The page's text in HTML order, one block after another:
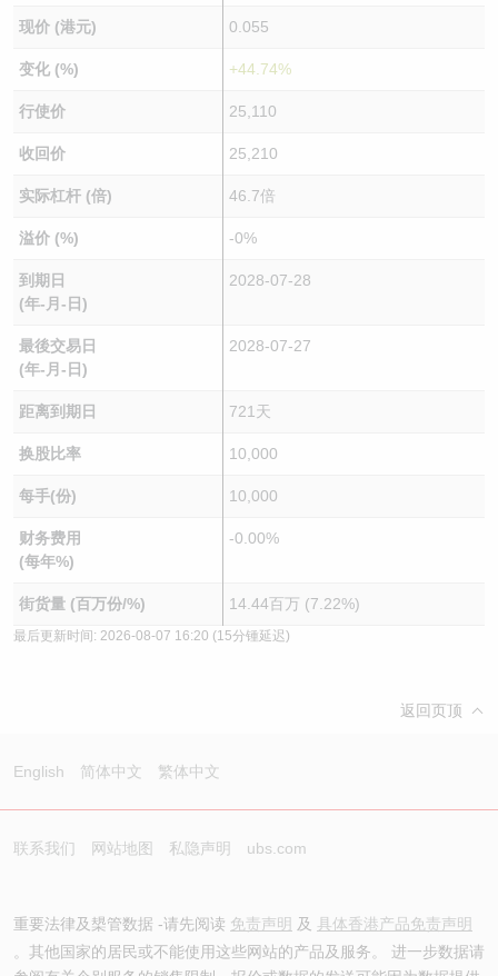
现价 (港元) 0.055
变化 (%) +44.74%
行使价 25,110
收回价 25,210
实际杠杆 (倍) 46.7倍
溢价 (%) -0%
到期日
(年-月-日)
2028-07-28
最後交易日
(年-月-日)
2028-07-27
距离到期日 721天
换股比率 10,000
每手(份) 10,000
财务费用
(每年%)
-0.00%
街货量 (百万份/%) 14.44百万 (7.22%)
最后更新时间: 2026-08-07 16:20 (15分锺延迟)
返回页顶
English 简体中文 繁体中文
联系我们 网站地图 私隐声明 ubs.com
重要法律及槼管数据 -请先阅读 免责声明 及 具体香港产品免责声明
。其他国家的居民或不能使用这些网站的产品及服务。 进一步数据请